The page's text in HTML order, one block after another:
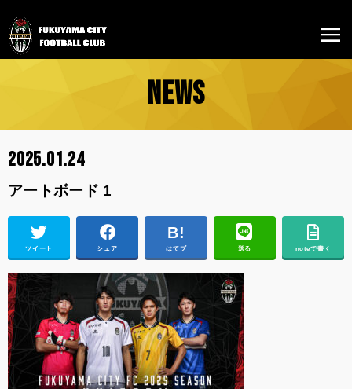
NEWS
2025.01.24
アートボード 1
ツイート シェア はてブ 送る noteで書く